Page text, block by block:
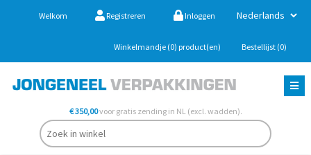
Welkom Registreren Inloggen
Winkelmandje (0) product(en) Bestellijst (0)
€ 350,00voor gratis zending in NL (excl. wadden).